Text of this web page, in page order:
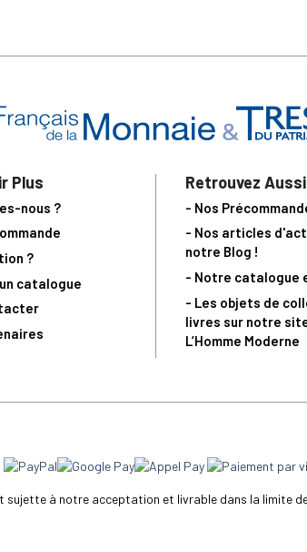
Plus
nous ?
?
catalogue
Retrouvez Aussi
- Nos
- Nos articles
notre Blog !
- Notre catalogue
- Les objets de
livres sur notre
L’Homme Moderne
sujette à notre acceptation et livrable dans la limite